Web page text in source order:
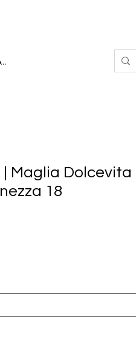
| Maglia Dolcevita
18